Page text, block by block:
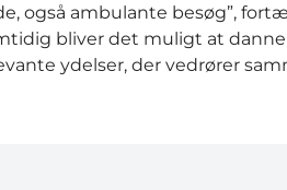
også ambulante besøg”,
bliver det muligt at
ydelser, der vedrører